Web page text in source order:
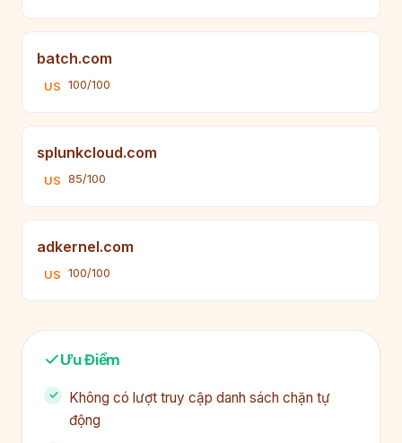
batch.com
US 100/100
splunkcloud.com
US 85/100
adkernel.com
US 100/100
Ưu Điểm
Không có lượt truy cập danh sách chặn tự
động